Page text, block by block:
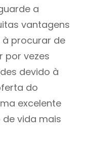
a
vantagens
à procurar de
por vezes
devido à
do
excelente
vida mais